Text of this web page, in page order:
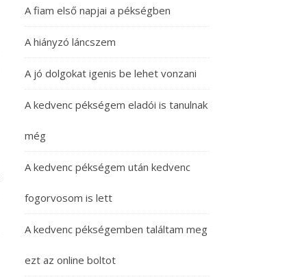
A fiam első napjai a pékségben
A hiányzó láncszem
A jó dolgokat igenis be lehet vonzani
A kedvenc pékségem eladói is tanulnak
még
A kedvenc pékségem után kedvenc
fogorvosom is lett
A kedvenc pékségemben találtam meg
ezt az online boltot